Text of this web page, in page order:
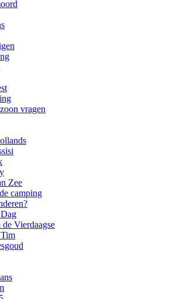
vragen
Zee
camping
Vierdaagse